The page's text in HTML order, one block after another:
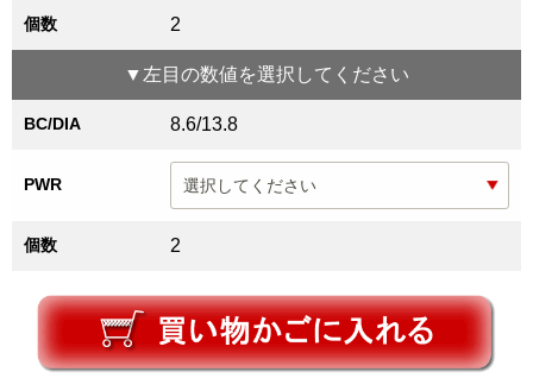
個数 2
▼ 左目 の数値を選択してください
BC/DIA 8.6/13.8
PWR
個数 2